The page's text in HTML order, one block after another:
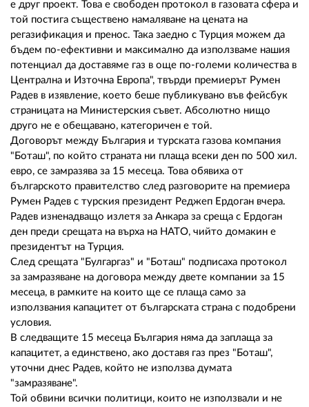
е друг проект. Това е свободен протокол в газовата сфера и
той постига съществено намаляване на цената на
регазификация и пренос. Така заедно с Турция можем да
бъдем по-ефективни и максимално да използваме нашия
потенциал да доставяме газ в още по-големи количества в
Централна и Източна Европа", твърди премиерът Румен
Радев в изявление, което беше публикувано във фейсбук
страницата на Министерския съвет. Абсолютно нищо
друго не е обещавано, категоричен е той.
Договорът между България и турската газова компания
"Боташ", по който страната ни плаща всеки ден по 500 хил.
евро, се замразява за 15 месеца. Това обявиха от
българското правителство след разговорите на премиера
Румен Радев с турския президент Реджеп Ердоган вчера.
Радев изненадващо излетя за Анкара за среща с Ердоган
ден преди срещата на върха на НАТО, чийто домакин е
президентът на Турция.
След срещата "Булгаргаз" и "Боташ" подписаха протокол
за замразяване на договора между двете компании за 15
месеца, в рамките на които ще се плаща само за
използвания капацитет от българската страна с подобрени
условия.
В следващите 15 месеца България няма да заплаща за
капацитет, а единствено, ако доставя газ през "Боташ",
уточни днес Радев, който не използва думата
"замразяване".
Той обвини всички политици, които не използвали и не